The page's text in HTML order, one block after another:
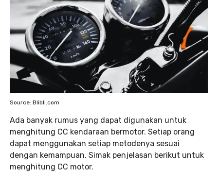
Source: Blibli.com
Ada banyak rumus yang dapat digunakan untuk
menghitung CC kendaraan bermotor. Setiap orang
dapat menggunakan setiap metodenya sesuai
dengan kemampuan. Simak penjelasan berikut untuk
menghitung CC motor.